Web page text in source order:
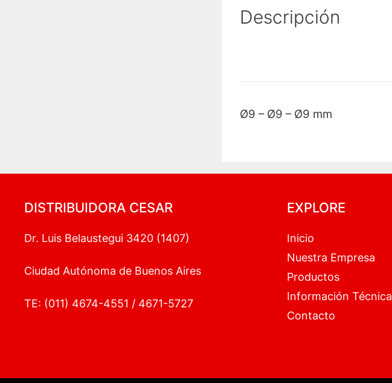
Descripción
Ø9 – Ø9
DISTRIBUIDORA CESAR
Dr. Luis Belaustegui 3420 (1407)
Ciudad Autónoma de Buenos Aires
TE: (011) 4674-4551 / 4671-5727
EXPLORE
Inicio
Nuestra Empresa
Productos
Información Técnica
Contacto